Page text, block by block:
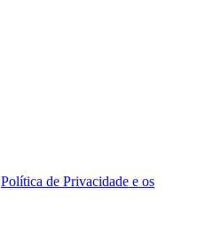
Política de Privacidade e os